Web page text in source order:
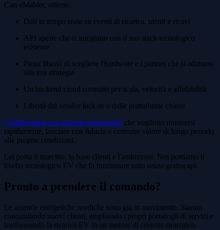
Con eMabler, ottiene:
Dati in tempo reale su eventi di ricarica, utenti e ricavi
API aperte che si integrano con il suo stack tecnologico
esistente
Piena libertà di scegliere l'hardware e i partner che si adattano
alla sua strategia
Un backend cloud costruito per scala, velocità e affidabilità
Libertà dal vendor lock-in o dalle piattaforme chiuse
Collaboriamo con aziende energetiche che vogliono muoversi
rapidamente, lanciare con fiducia e costruire valore di lungo periodo
alle proprie condizioni.
Lei porta il marchio, la base clienti e l'ambizione. Noi portiamo il
livello tecnologico EV che fa funzionare tutto senza grattacapi.
Pronto a prendere il comando?
Le aziende energetiche nordiche sono già in movimento. Stanno
conquistando nuovi clienti, ampliando i propri portafogli di servizi e
trasformando la ricarica EV in un motore di crescita strategico.